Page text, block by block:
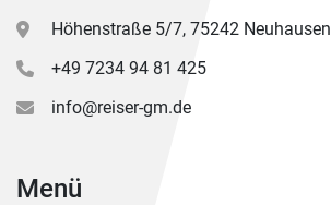
Höhenstraße 5/7, 75242 Neuhausen
+49 7234 94 81 425
info@reiser-gm.de
Menü